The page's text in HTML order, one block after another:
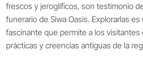
frescos y jeroglíficos, son testimonio
funerario de Siwa Oasis. Explorarlas
fascinante que permite a los visitantes
prácticas y creencias antiguas de la